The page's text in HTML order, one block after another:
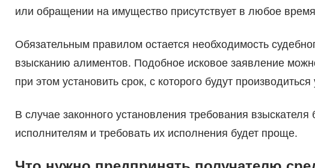
или обращении на имущество присутствует в любое
Обязательным правилом остается необходимость
взысканию алиментов. Подобное исковое заявление
при этом установить срок, с которого будут
В случае законного установления требования
исполнителям и требовать их исполнения будет проще.